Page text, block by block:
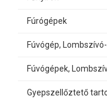
Fúrógépek
Fúvógép,
Fúvógépek,
Gyepszellőztető